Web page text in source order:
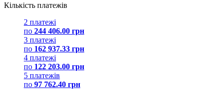
Кількість платежів
2 платежі
по 244 406.00 грн
3 платежі
по 162 937.33 грн
4 платежі
по 122 203.00 грн
5 платежів
по 97 762.40 грн